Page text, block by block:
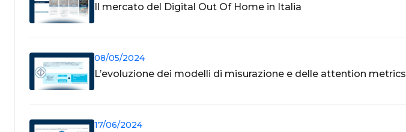
Il mercato del Digital Out Of Home in Italia
08/05/2024
L’evoluzione dei modelli di misurazione e delle attention metrics
17/06/2024